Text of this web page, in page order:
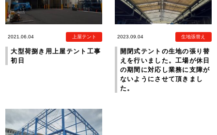
2021.06.04 上屋テント
大型荷捌き用上屋テント工事
初日
2023.09.04 生地張替え
開閉式テントの生地の張り替
えを行いました。工場が休日
の期間に対応し業務に支障が
ないようにさせて頂きまし
た。